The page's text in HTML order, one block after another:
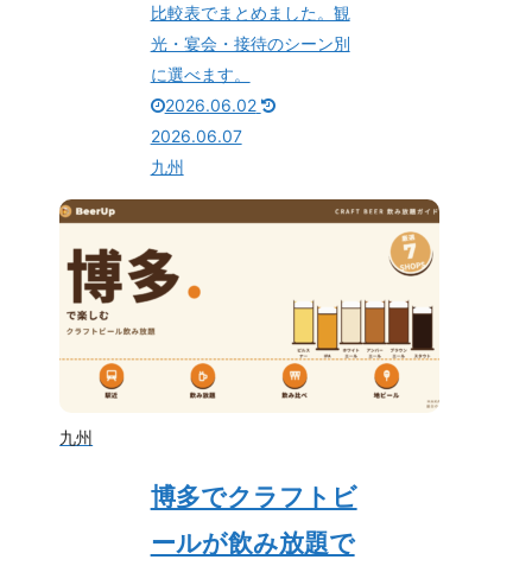
比較表でまとめました。観
光・宴会・接待のシーン別
に選べます。
2026.06.02
2026.06.07
九州
九州
博多でクラフトビ
ールが飲み放題で